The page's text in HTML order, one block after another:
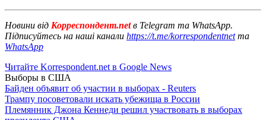
Новини від Корреспондент.netв Telegram та WhatsApp.
Підписуйтесь на наші канали https://t.me/korrespondentnetта
WhatsApp
Читайте Korrespondent.net в Google News
Выборы в США
Байден объявит об участии в выборах - Reuters
Трампу посоветовали искать убежища в России
Племянник Джона Кеннеди решил участвовать в выборах